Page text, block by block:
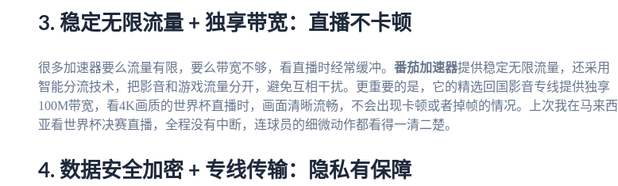
3. 稳定无限流量 + 独享带宽：直播不卡顿
很多加速器要么流量有限，要么带宽不够，看直播时经常缓冲。 番茄加速器提供稳定无限流量，还采用
智能分流技术，把影音和游戏流量分开，避免互相干扰。更重要的是，它的精选回国影音专线提供独享
100M带宽，看4K画质的世界杯直播时，画面清晰流畅，不会出现卡顿或者掉帧的情况。上次我在马来西
亚看世界杯决赛直播，全程没有中断，连球员的细微动作都看得一清二楚。
4. 数据安全加密 + 专线传输：隐私有保障